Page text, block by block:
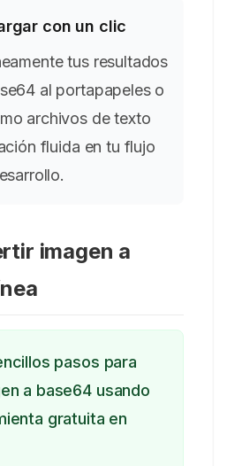
con un clic
tus resultados
al portapapeles o
archivos de texto
fluida en tu flujo
imagen a
pasos para
a base64 usando
gratuita en